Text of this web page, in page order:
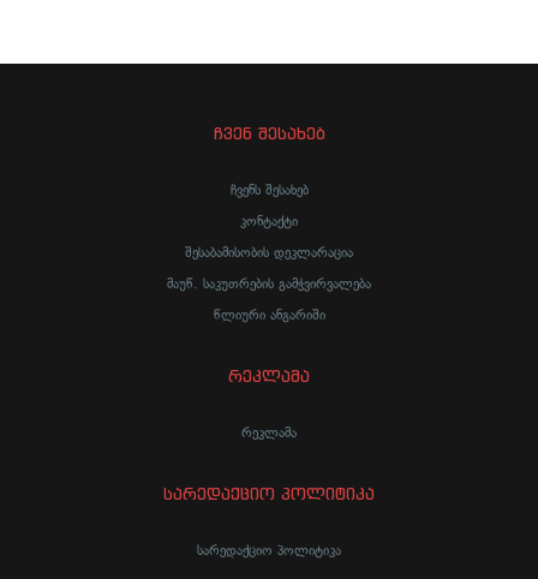
ჩვენ შესახებ
ჩვენს შესახებ
კონტაქტი
შესაბამისობის დეკლარაცია
მაუწ. საკუთრების გამჭვირვალება
წლიური ანგარიში
რეკლამა
რეკლამა
სარედაქციო პოლიტიკა
სარედაქციო პოლიტიკა